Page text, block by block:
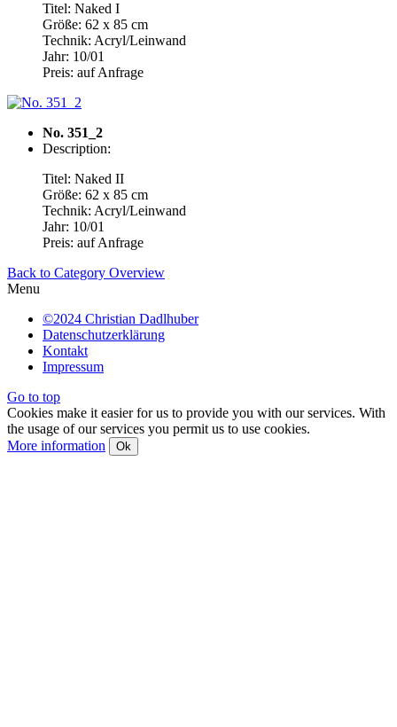
Titel: Naked I
Größe: 62 x 85 cm
Technik: Acryl/Leinwand
Jahr: 10/01
Preis: auf Anfrage
No. 351_2
Description:
Titel: Naked II
Größe: 62 x 85 cm
Technik: Acryl/Leinwand
Jahr: 10/01
Preis: auf Anfrage
Back to Category Overview
Menu
©2024 Christian Dadlhuber
Datenschutzerklärung
Kontakt
Impressum
Go to top
Cookies make it easier for us to provide you with our services. With
the usage of our services you permit us to use cookies.
More information
Ok